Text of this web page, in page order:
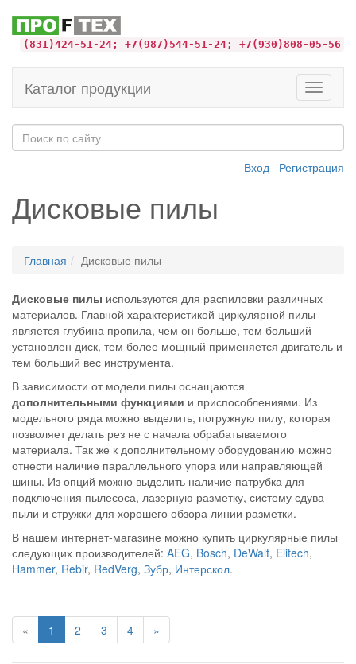
(831)424-51-24; +7(987)544-51-24; +7(930)808-05-56
Toggle
Каталог продукции
Вход Регистрация
Дисковые пилы
Главная Дисковые пилы
Дисковые пилы используются для распиловки различных
материалов. Главной характеристикой циркулярной пилы
является глубина пропила, чем он больше, тем больший
установлен диск, тем более мощный применяется двигатель и
тем больший вес инструмента.
В зависимости от модели пилы оснащаются
дополнительными функциями и приспособлениями. Из
модельного ряда можно выделить, погружную пилу, которая
позволяет делать рез не с начала обрабатываемого
материала. Так же к дополнительному оборудованию можно
отнести наличие параллельного упора или направляющей
шины. Из опций можно выделить наличие патрубка для
подключения пылесоса, лазерную разметку, систему сдува
пыли и стружки для хорошего обзора линии разметки.
В нашем интернет-магазине можно купить циркулярные пилы
следующих производителей: AEG, Bosch, DeWalt, Elitech,
Hammer, Rebir, RedVerg, Зубр, Интерскол.
« 1 2 3 4 »